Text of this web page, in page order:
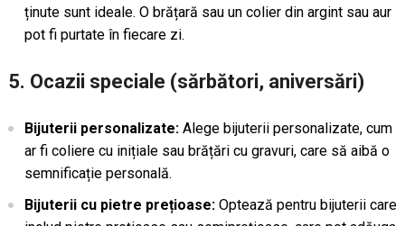
ținute sunt ideale. O brățară sau un colier din argint sau aur
pot fi purtate în fiecare zi.
5. Ocazii speciale (sărbători, aniversări)
Bijuterii personalizate:Alege bijuterii personalizate, cum
ar fi coliere cu inițiale sau brățări cu gravuri, care să aibă o
semnificație personală.
Bijuterii cu pietre prețioase:Optează pentru bijuterii care